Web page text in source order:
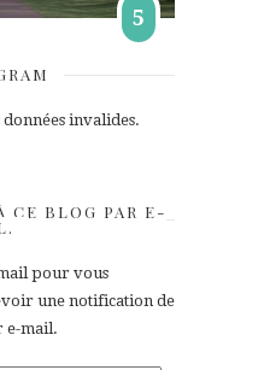
5
invalides.
CE BLOG PAR E-
pour vous
une notification de
e-mail.